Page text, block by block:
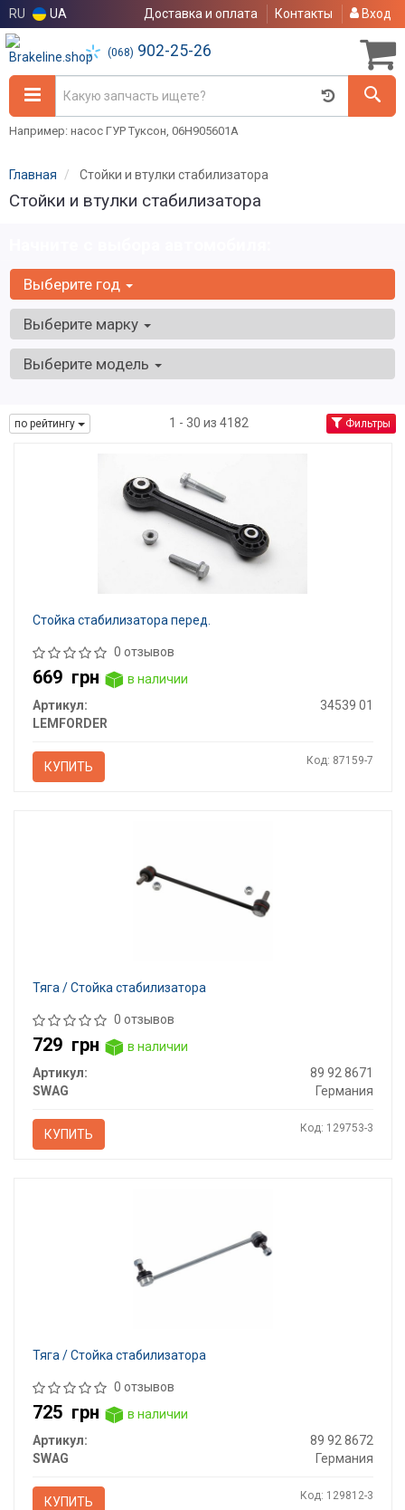
RU UA Доставка и оплата Контакты Вход
(068) 902-25-26
Например: насос ГУР Туксон, 06H905601A
Главная Стойки и втулки стабилизатора
Стойки и втулки стабилизатора
Выберите год
Выберите марку
Выберите модель
по рейтингу 1 - 30 из 4182 Фильтры
Стойка стабилизатора перед.
0 отзывов
669 грн
в наличии
Артикул:
34539 01
LEMFORDER
КУПИТЬ Код: 87159-7
Тяга / Стойка стабилизатора
0 отзывов
729 грн
в наличии
Артикул:
89 92 8671
SWAG
Германия
КУПИТЬ Код: 129753-3
Тяга / Стойка стабилизатора
0 отзывов
725 грн
в наличии
Артикул:
89 92 8672
SWAG
Германия
КУПИТЬ Код: 129812-3